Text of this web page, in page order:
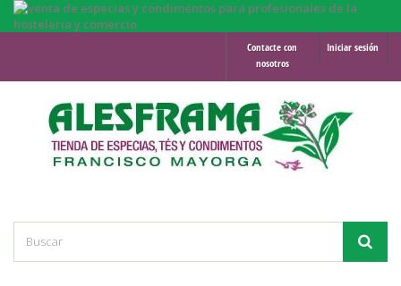
Iniciar sesión
Contacte con
nosotros